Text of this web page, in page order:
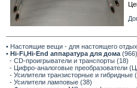
• Настоящие вещи - для настоящего
• Hi-Fi,Hi-End аппаратура для дома (966)
- CD-проигрыватели и транспорты (18)
- Цифро-аналоговые преобразователи
- Усилители транзисторные и гибридные
- Усилители ламповые (38)